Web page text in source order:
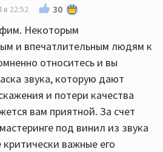
в 22:52
30
Некоторым
и впечатлительным людям к
относитесь и вы
звука, которую дают
и потери качества
вам приятной. За счет
под винил из звука
критически важные его